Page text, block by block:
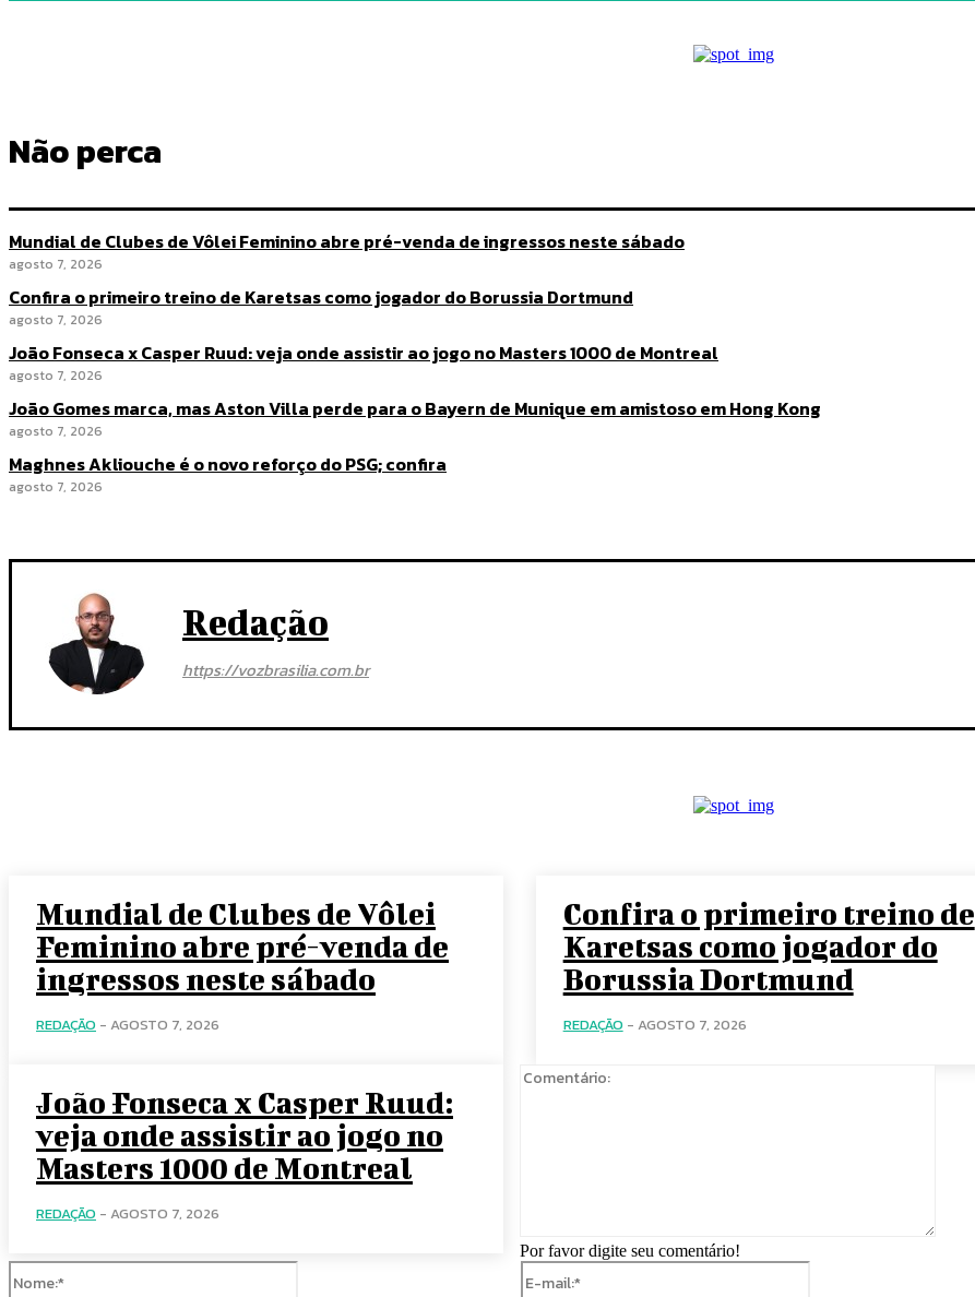
Não perca
Mundial de Clubes de Vôlei Feminino abre pré-venda de ingressos neste sábado
agosto 7, 2026
Confira o primeiro treino de Karetsas como jogador do Borussia Dortmund
agosto 7, 2026
João Fonseca x Casper Ruud: veja onde assistir ao jogo no Masters 1000 de Montreal
agosto 7, 2026
João Gomes marca, mas Aston Villa perde para o Bayern de Munique em amistoso em Hong Kong
agosto 7, 2026
Maghnes Akliouche é o novo reforço do PSG; confira
agosto 7, 2026
Redação
https://vozbrasilia.com.br
Mundial de Clubes de Vôlei
Feminino abre pré-venda de
ingressos neste sábado
REDAÇÃO - AGOSTO 7, 2026
Confira o primeiro treino de
Karetsas como jogador do
Borussia Dortmund
REDAÇÃO - AGOSTO 7, 2026
João Fonseca x Casper Ruud:
veja onde assistir ao jogo no
Masters 1000 de Montreal
REDAÇÃO - AGOSTO 7, 2026
Por favor digite seu comentário!